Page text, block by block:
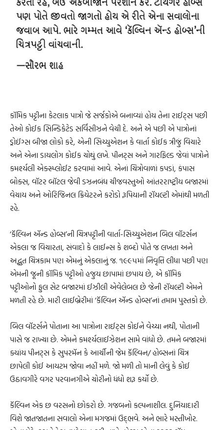
કૉમિક પટ્ટીના કેટલાક પાત્રો જે સર્જકોએ બનાવ્યાં હોય તેના રાઈટ્સ પછી
તેઓ કોઈક સિન્ડિકેટેડ સર્વિસીઝને વેચી દે. અને એ પછી એ પાત્રોનાં
ડ્રોઈંગ્સ બીજા લોકો કરે, એની સિચ્યુએશન કે વાર્તા કોઈક ત્રીજું વિચારે
અને એના ડાયલોગ કોઈક ચોથું લખે. પીનટ્સ અને ગારફિલ્ડ જેવાં પાત્રોને
કમર્શ્યલી એક્સ્પ્લોઈટ કરવામાં આવે. એનાં ચિત્રોવાળાં કપડાં, કંપાસ
બોક્સ, વૉટર બૉટલ જેવી ડઝનબંધ ચીજવસ્તુઓ આંતરરાષ્ટ્રીય બજારમાં
વેચાય અને ઓરિજિનલ ક્રિયેટરને કરોડો રૂપિયાની રૉયલ્ટી એમાંથી મળતી
રહે.
‘કૅલ્વિન ઍન્ડ હોબ્સ’ની ચિત્રપટ્ટીની વાર્તા-સિચ્યુએશન બિલ વૉટર્સન
એકલા જ વિચારતા, સંવાદો કે લાઈન્સ કે શબ્દો પોતે જ લખતા અને
અદ્ભુત ચિત્રકામ પણ એમનું એકલાનું જ. ૧૯૯૫માં નિવૃત્તિ લીધા પછી પણ
એમની જૂની કૉમિક પટ્ટીઓ હજુય છાપામાં છપાય છે, એ કૉમિક
પટ્ટીઓનો ફુલ સેટ બજારમાં ઈઝીલી એવેલેબલ છે જેની રૉયલ્ટી એમને
મળતી રહે છે. મારી લાઈબ્રેરીમાં ‘કૅલ્વિન ઍન્ડ હોબ્સ’નાં તમામ પુસ્તકો છે.
બિલ વૉટર્સને પોતાના આ પાત્રોના રાઈટ્સ કોઈને વેચ્યા નથી, પોતાની
પાસે જ રાખ્યા છે. એમને કમર્શ્યલાઈઝેશન સામે વાંધો છે. તમને બજારમાં
ક્યાંય પીનટ્સ કે સુપરમૅન કે આર્ચીની જેમ કૅલ્વિન/ હોબ્સનાં ચિત્ર
છાપેલી કોઈ આયટમ જોવા નહીં મળે. જો મળી તો માની લેવું કે કોઈ
ઉઠાવગીરે વગર પરવાનગીએ ચોરીનો ધંધો શરૂ કર્યો છે.
કૅલ્વિન એક છ વરસનો છોકરો છે. ગજબનો કલ્પનાશીલ. દુનિયાદારી
વિશે જાતજાતના સવાલો એના મગજમાં ઉદ્‌ભવે. અને ભારે મસ્તીખોર.